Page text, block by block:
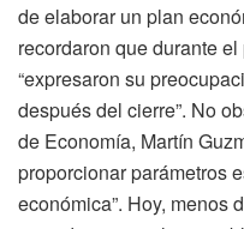
de elaborar un plan
recordaron que durante
“expresaron su
después del cierre”. No
de Economía, Martín
proporcionar parámetros
económica”. Hoy, menos